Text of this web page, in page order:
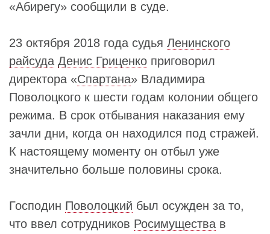
«Абирегу» сообщили в суде.
23 октября 2018 года судья Ленинского
райсуда Денис Гриценко приговорил
директора «Спартана» Владимира
Поволоцкого к шести годам колонии общего
режима. В срок отбывания наказания ему
зачли дни, когда он находился под стражей.
К настоящему моменту он отбыл уже
значительно больше половины срока.
Господин Поволоцкий был осужден за то,
что ввел сотрудников Росимущества в